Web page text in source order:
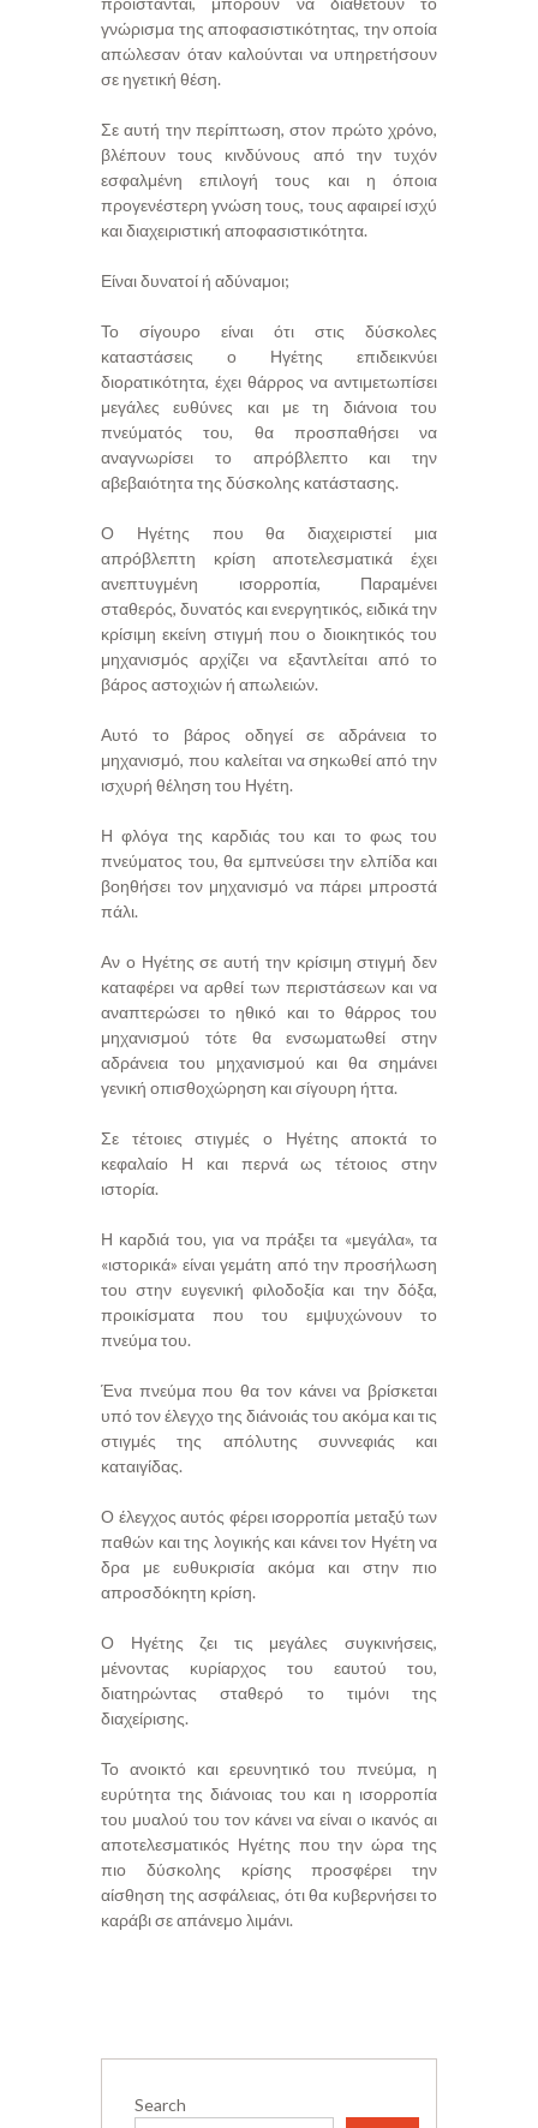
γνώρισμα της αποφασιστικότητας, την οποία
απώλεσαν όταν καλούνται να υπηρετήσουν
σε ηγετική θέση.
Σε αυτή την περίπτωση, στον πρώτο χρόνο,
βλέπουν τους κινδύνους από την τυχόν
εσφαλμένη επιλογή τους και η όποια
προγενέστερη γνώση τους, τους αφαιρεί ισχύ
και διαχειριστική αποφασιστικότητα.
Είναι δυνατοί ή αδύναμοι;
Το σίγουρο είναι ότι στις δύσκολες
καταστάσεις ο Ηγέτης επιδεικνύει
διορατικότητα, έχει θάρρος να αντιμετωπίσει
μεγάλες ευθύνες και με τη διάνοια του
πνεύματός του, θα προσπαθήσει να
αναγνωρίσει το απρόβλεπτο και την
αβεβαιότητα της δύσκολης κατάστασης.
Ο Ηγέτης που θα διαχειριστεί μια
απρόβλεπτη κρίση αποτελεσματικά έχει
ανεπτυγμένη ισορροπία, Παραμένει
σταθερός, δυνατός και ενεργητικός, ειδικά την
κρίσιμη εκείνη στιγμή που ο διοικητικός του
μηχανισμός αρχίζει να εξαντλείται από το
βάρος αστοχιών ή απωλειών.
Αυτό το βάρος οδηγεί σε αδράνεια το
μηχανισμό, που καλείται να σηκωθεί από την
ισχυρή θέληση του Ηγέτη.
Η φλόγα της καρδιάς του και το φως του
πνεύματος του, θα εμπνεύσει την ελπίδα και
βοηθήσει τον μηχανισμό να πάρει μπροστά
πάλι.
Αν ο Ηγέτης σε αυτή την κρίσιμη στιγμή δεν
καταφέρει να αρθεί των περιστάσεων και να
αναπτερώσει το ηθικό και το θάρρος του
μηχανισμού τότε θα ενσωματωθεί στην
αδράνεια του μηχανισμού και θα σημάνει
γενική οπισθοχώρηση και σίγουρη ήττα.
Σε τέτοιες στιγμές ο Ηγέτης αποκτά το
κεφαλαίο Η και περνά ως τέτοιος στην
ιστορία.
Η καρδιά του, για να πράξει τα «μεγάλα», τα
«ιστορικά» είναι γεμάτη από την προσήλωση
του στην ευγενική φιλοδοξία και την δόξα,
προικίσματα που του εμψυχώνουν το
πνεύμα του.
Ένα πνεύμα που θα τον κάνει να βρίσκεται
υπό τον έλεγχο της διάνοιάς του ακόμα και τις
στιγμές της απόλυτης συννεφιάς και
καταιγίδας.
Ο έλεγχος αυτός φέρει ισορροπία μεταξύ των
παθών και της λογικής και κάνει τον Ηγέτη να
δρα με ευθυκρισία ακόμα και στην πιο
απροσδόκητη κρίση.
Ο Ηγέτης ζει τις μεγάλες συγκινήσεις,
μένοντας κυρίαρχος του εαυτού του,
διατηρώντας σταθερό το τιμόνι της
διαχείρισης.
Το ανοικτό και ερευνητικό του πνεύμα, η
ευρύτητα της διάνοιας του και η ισορροπία
του μυαλού του τον κάνει να είναι ο ικανός αι
αποτελεσματικός Ηγέτης που την ώρα της
πιο δύσκολης κρίσης προσφέρει την
αίσθηση της ασφάλειας, ότι θα κυβερνήσει το
καράβι σε απάνεμο λιμάνι.
Search